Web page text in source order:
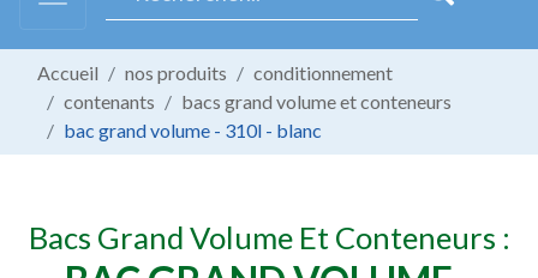
Accueil nos produits
conditionnement
contenants
bacs grand volume et conteneurs
bac grand volume - 310l - blanc
Bacs Grand Volume Et Conteneurs :